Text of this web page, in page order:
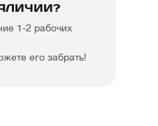
1-2 рабочих
его забрать!